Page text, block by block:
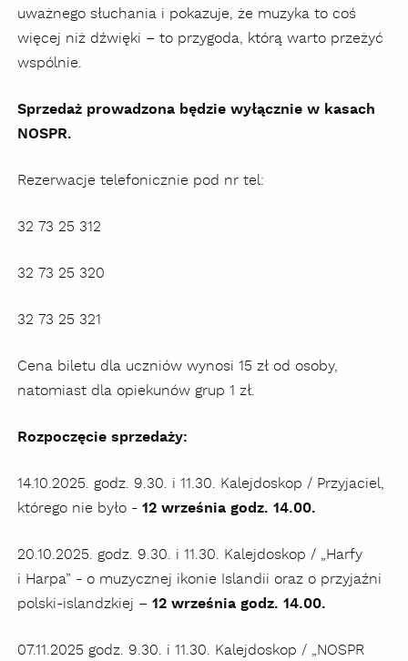
uważnego słuchania i pokazuje, że muzyka to coś
więcej niż dźwięki – to przygoda, którą warto przeżyć
wspólnie.
Sprzedaż prowadzona będzie wyłącznie w kasach
NOSPR.
Rezerwacje telefonicznie pod nr tel:
32 73 25 312
32 73 25 320
32 73 25 321
Cena biletu dla uczniów wynosi 15 zł od osoby,
natomiast dla opiekunów grup 1 zł.
Rozpoczęcie sprzedaży:
14.10.2025. godz. 9.30. i 11.30. Kalejdoskop / Przyjaciel,
którego nie było - 12 września godz. 14.00.
20.10.2025. godz. 9.30. i 11.30. Kalejdoskop / „Harfy
i Harpa” - o muzycznej ikonie Islandii oraz o przyjaźni
polski-islandzkiej – 12 września godz. 14.00.
07.11.2025 godz. 9.30. i 11.30. Kalejdoskop / „NOSPR